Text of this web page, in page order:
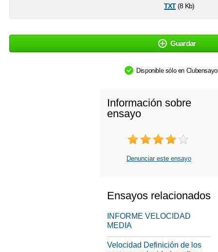
txt(8 Kb)
Guardar
Disponible sólo en
Información sobre
ensayo
Denunciar este ensayo
Ensayos relacionados
INFORME VELOCIDAD
MEDIA
Velocidad Definición de los